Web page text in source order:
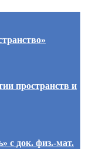
пространств и
с док. физ.-мат.